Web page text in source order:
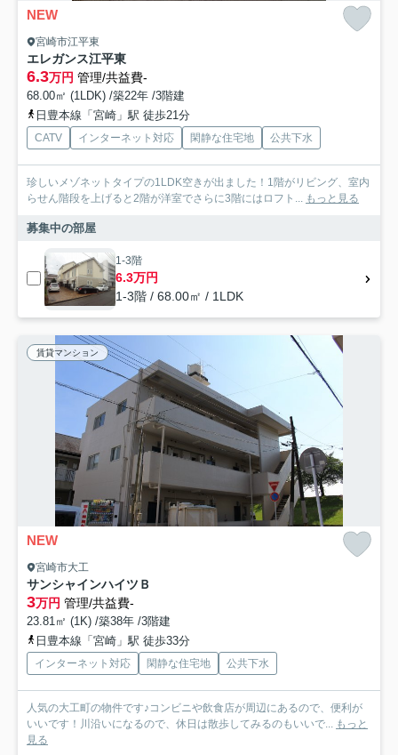
NEW
宮崎市江平東
エレガンス江平東
6.3万円 管理/共益費-
68.00㎡ (1LDK) /築22年 /3階建
日豊本線「宮崎」駅 徒歩21分
CATV インターネット対応 閑静な住宅地 公共下水
珍しいメゾネットタイプの1LDK空きが出ました！1階がリビング、室内
らせん階段を上げると2階が洋室でさらに3階にはロフト...
もっと見る
募集中の部屋
1-3階
6.3万円
1-3階 / 68.00㎡ / 1LDK
賃貸マンション
NEW
宮崎市大工
サンシャインハイツＢ
3万円 管理/共益費-
23.81㎡ (1K) /築38年 /3階建
日豊本線「宮崎」駅 徒歩33分
インターネット対応 閑静な住宅地 公共下水
人気の大工町の物件です♪コンビニや飲食店が周辺にあるので、便利が
いいです！川沿いになるので、休日は散歩してみるのもいいで...
もっと
見る